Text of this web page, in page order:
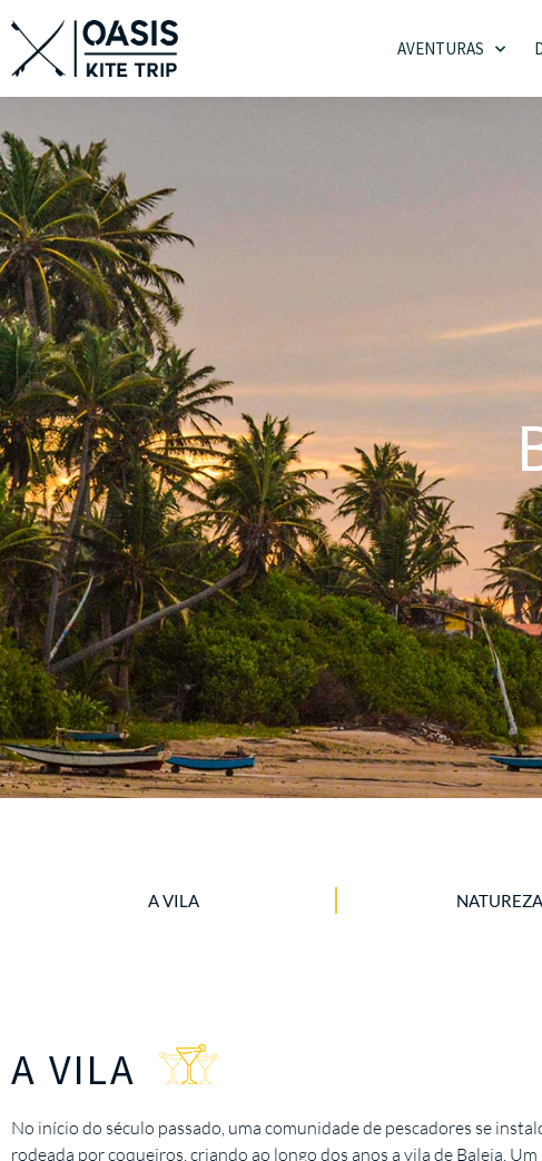
AVENTURAS
A VILA NATUREZA
A VILA
No início do século passado, uma comunidade de pescadores se
rodeada por coqueiros, criando ao longo dos anos a vila de Baleia.